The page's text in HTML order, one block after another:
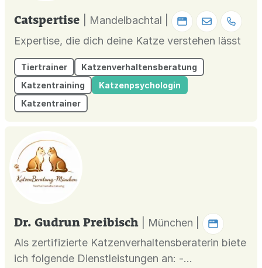
Catspertise
| Mandelbachtal |
Expertise, die dich deine Katze verstehen lässt
Tiertrainer
Katzenverhaltensberatung
Katzentraining
Katzenpsychologin
Katzentrainer
Dr. Gudrun Preibisch
| München |
Als zertifizierte Katzenverhaltensberaterin biete
ich folgende Dienstleistungen an: -